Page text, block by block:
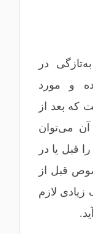
در
و مورد
که بعد از
می‌توان
قبل یا در
قبل از
لازم